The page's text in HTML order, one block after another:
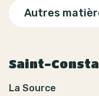
Autres
Saint-
La Source